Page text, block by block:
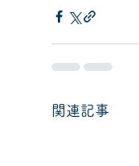
関連記事